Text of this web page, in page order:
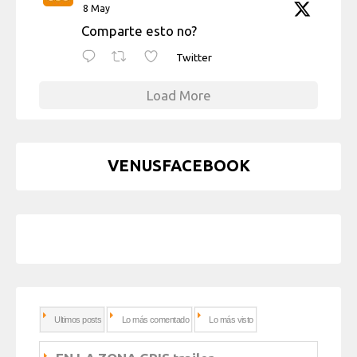
8 May
Comparte esto no?
Twitter
Load More
VENUSFACEBOOK
Ultimos posts Lo más comentado Lo más visto